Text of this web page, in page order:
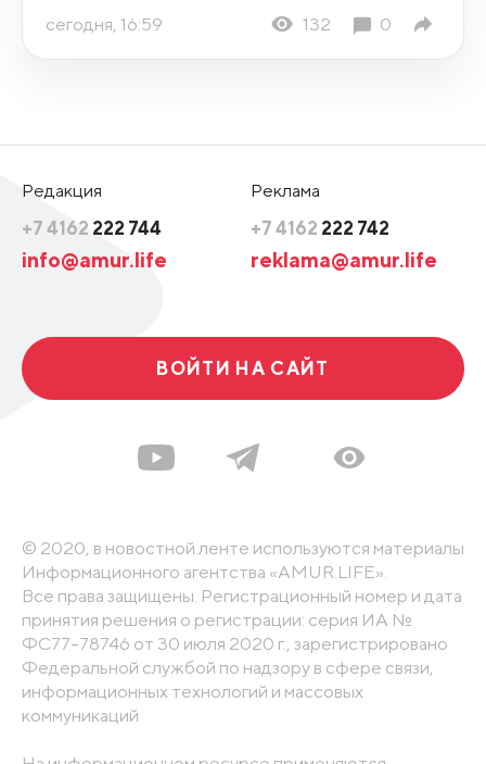
сегодня, 16:59 132 0
Редакция
+7 4162 222 744
info@amur.life
Реклама
+7 4162 222 742
reklama@amur.life
ВОЙТИ НА САЙТ
© 2020, в новостной ленте используются материалы
Информационного агентства «AMUR.LIFE».
Все права защищены. Регистрационный номер и дата
принятия решения о регистрации: серия ИА №
ФС77-78746 от 30 июля 2020 г., зарегистрировано
Федеральной службой по надзору в сфере связи,
информационных технологий и массовых
коммуникаций